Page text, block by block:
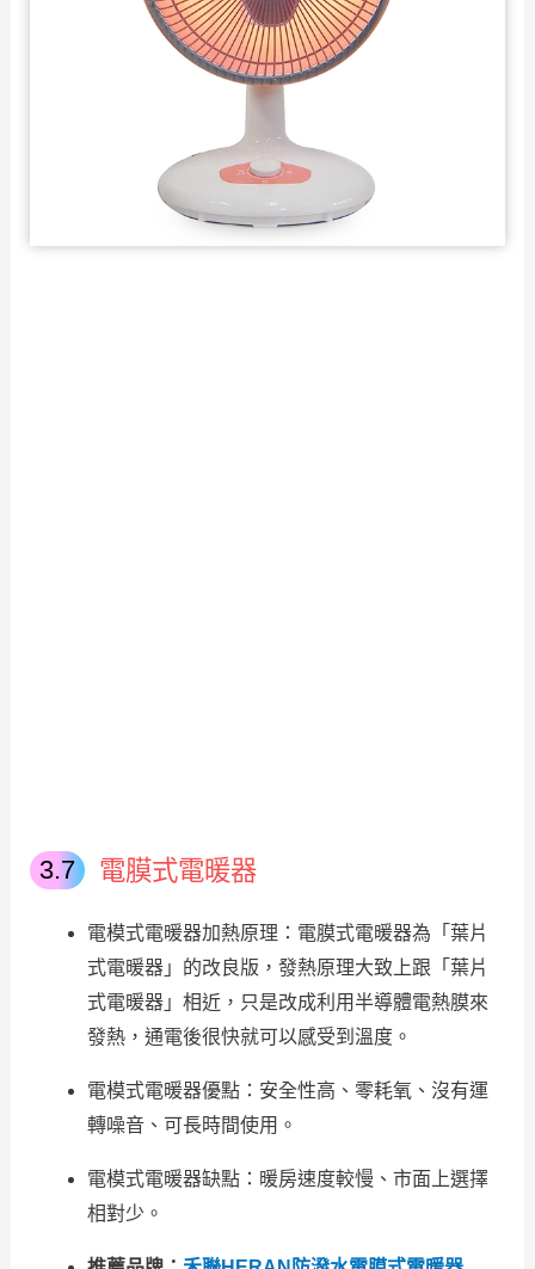
電膜式電暖器
電模式電暖器加熱原理：電膜式電暖器為「葉片
式電暖器」的改良版，發熱原理大致上跟「葉片
式電暖器」相近，只是改成利用半導體電熱膜來
發熱，通電後很快就可以感受到溫度。
電模式電暖器優點：安全性高、零耗氧、沒有運
轉噪音、可長時間使用。
電模式電暖器缺點：暖房速度較慢、市面上選擇
相對少。